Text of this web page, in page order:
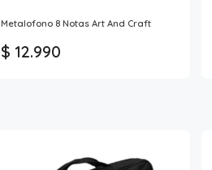
Metalofono 8 Notas Art And Craft
$ 12.990